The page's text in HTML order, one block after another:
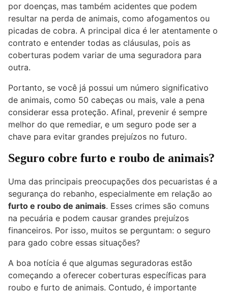
por doenças, mas também acidentes que podem
resultar na perda de animais, como afogamentos ou
picadas de cobra. A principal dica é ler atentamente o
contrato e entender todas as cláusulas, pois as
coberturas podem variar de uma seguradora para
outra.
Portanto, se você já possui um número significativo
de animais, como 50 cabeças ou mais, vale a pena
considerar essa proteção. Afinal, prevenir é sempre
melhor do que remediar, e um seguro pode ser a
chave para evitar grandes prejuízos no futuro.
Seguro cobre furto e roubo de animais?
Uma das principais preocupações dos pecuaristas é a
segurança do rebanho, especialmente em relação ao
furto e roubo de animais. Esses crimes são comuns
na pecuária e podem causar grandes prejuízos
financeiros. Por isso, muitos se perguntam: o seguro
para gado cobre essas situações?
A boa notícia é que algumas seguradoras estão
começando a oferecer coberturas específicas para
roubo e furto de animais. Contudo, é importante